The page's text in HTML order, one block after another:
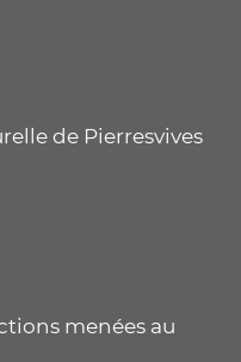
de Pierresvives
menées au